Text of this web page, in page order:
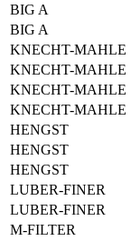
BIG A
BIG A
KNECHT-MAHLE
KNECHT-MAHLE
KNECHT-MAHLE
KNECHT-MAHLE
HENGST
HENGST
HENGST
LUBER-FINER
LUBER-FINER
M-FILTER